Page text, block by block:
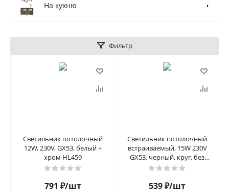
На кухню
Фильтр
Светильник потолочный
12W, 230V, GX53, белый +
хром HL459
791 ₽/шт
Светильник потолочный
встраиваемый, 15W 230V
GX53, черный, круг, без
лампы, DL507
539₽/шт